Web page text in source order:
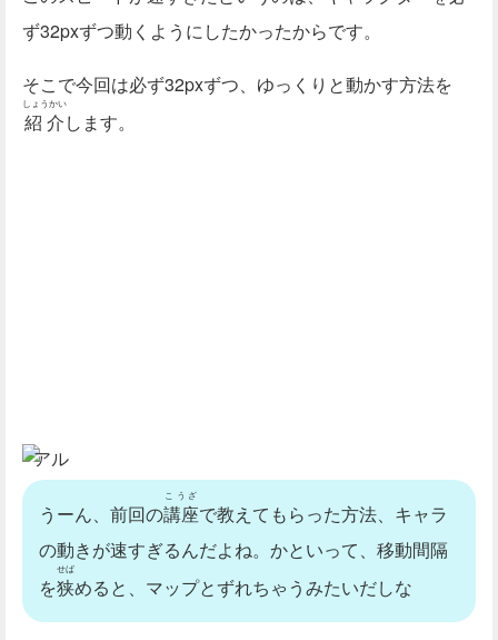
ず32pxずつ動くようにしたかったからです。
そこで今回は必ず32pxずつ、ゆっくりと動かす方法を
紹介
しょうかい
します。
アル
うーん、前回の講座
こうざ
で教えてもらった方法、キャラ
の動きが速すぎるんだよね。かといって、移動間隔
を狭
せば
めると、マップとずれちゃうみたいだしな